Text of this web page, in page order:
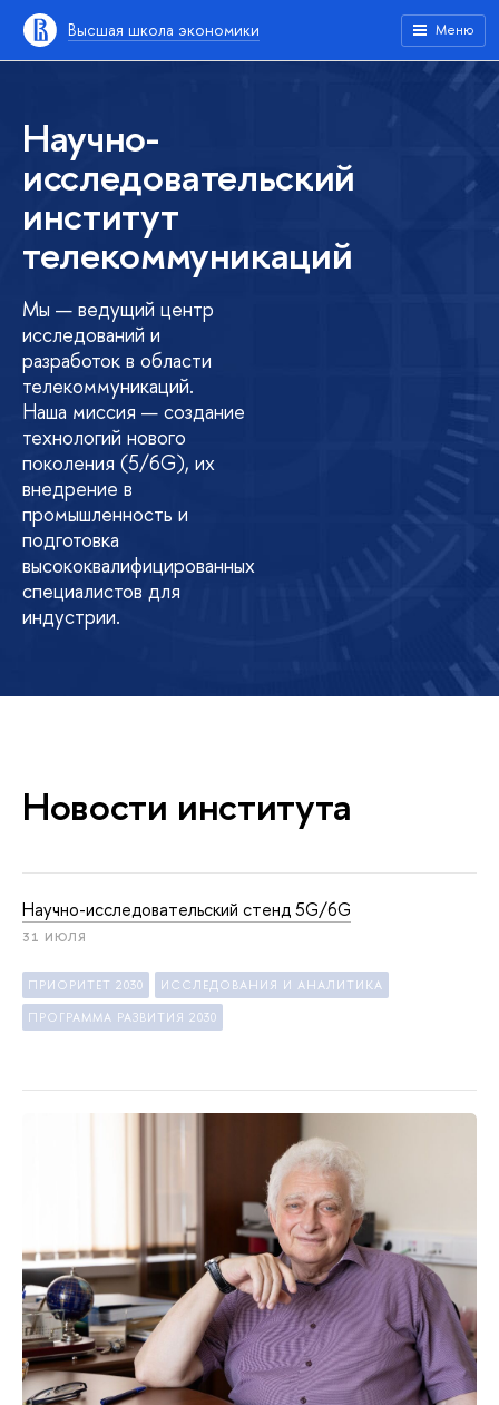
Высшая школа экономики Меню
Научно-
исследовательский
институт
телекоммуникаций
Мы — ведущий центр
исследований и
разработок в области
телекоммуникаций.
Наша миссия — создание
технологий нового
поколения (5/6G), их
внедрение в
промышленность и
подготовка
высококвалифицированных
специалистов для
индустрии.
Новости института
Научно-исследовательский стенд 5G/6G
31 ИЮЛЯ
ПРИОРИТЕТ 2030 ИССЛЕДОВАНИЯ И АНАЛИТИКА
ПРОГРАММА РАЗВИТИЯ 2030